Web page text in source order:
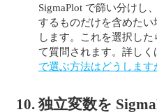
SigmaPlot で篩い分けし
するものだけを含めた
します。これを選択し
て質問されます。詳しく
で選ぶ方法はどうします
10. 独立変数を